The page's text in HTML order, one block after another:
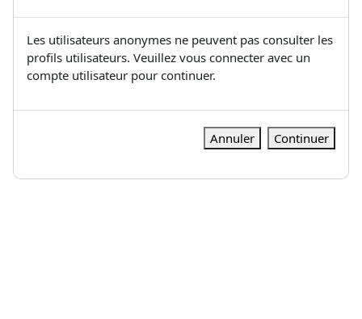
Les utilisateurs anonymes ne peuvent pas consulter les
profils utilisateurs. Veuillez vous connecter avec un
compte utilisateur pour continuer.
Annuler Continuer